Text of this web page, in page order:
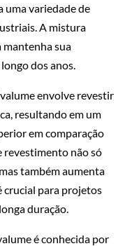
uma variedade de
A mistura
mantenha sua
dos anos.
envolve revestir
resultando em um
em comparação
revestimento não só
também aumenta
crucial para projetos
duração.
é conhecida por